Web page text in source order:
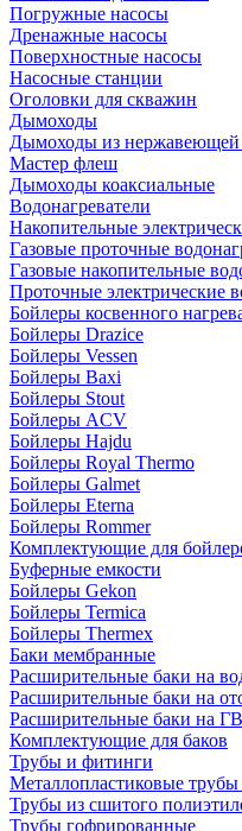
Погружные насосы
Дренажные насосы
Поверхностные насосы
Насосные станции
Оголовки для скважин
Дымоходы
Дымоходы из нержавеющей
Мастер флеш
Дымоходы коаксиальные
Водонагреватели
Накопительные
Газовые проточные
Газовые накопительные
Проточные электрические
Бойлеры косвенного
Бойлеры Drazice
Бойлеры Vessen
Бойлеры Baxi
Бойлеры Stout
Бойлеры ACV
Бойлеры Hajdu
Бойлеры Royal Thermo
Бойлеры Galmet
Бойлеры Eterna
Бойлеры Rommer
Комплектующие для
Буферные емкости
Бойлеры Gekon
Бойлеры Termica
Бойлеры Thermex
Баки мембранные
Расширительные баки на
Расширительные баки на
Расширительные баки на
Комплектующие для баков
Трубы и фитинги
Металлопластиковые
Трубы из сшитого
Трубы гофрированные